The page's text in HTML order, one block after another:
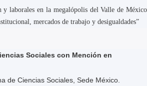
y laborales en la megalópolis del Valle de México
mercados de trabajo y desigualdades”
Sociales con Mención en
de Ciencias Sociales, Sede México.